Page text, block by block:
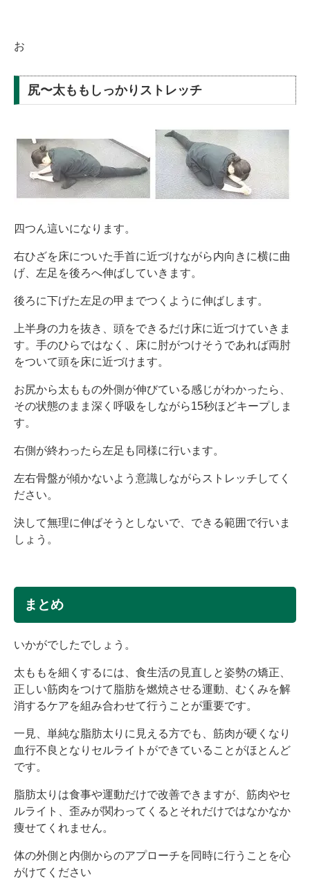
お
尻〜太ももしっかりストレッチ
四つん這いになります。
右ひざを床についた手首に近づけながら内向きに横に曲
げ、左足を後ろへ伸ばしていきます。
後ろに下げた左足の甲までつくように伸ばします。
上半身の力を抜き、頭をできるだけ床に近づけていきま
す。手のひらではなく、床に肘がつけそうであれば両肘
をついて頭を床に近づけます。
お尻から太ももの外側が伸びている感じがわかったら、
その状態のまま深く呼吸をしながら15秒ほどキープしま
す。
右側が終わったら左足も同様に行います。
左右骨盤が傾かないよう意識しながらストレッチしてく
ださい。
決して無理に伸ばそうとしないで、できる範囲で行いま
しょう。
まとめ
いかがでしたでしょう。
太ももを細くするには、食生活の見直しと姿勢の矯正、
正しい筋肉をつけて脂肪を燃焼させる運動、むくみを解
消するケアを組み合わせて行うことが重要です。
一見、単純な脂肪太りに見える方でも、筋肉が硬くなり
血行不良となりセルライトができていることがほとんど
です。
脂肪太りは食事や運動だけで改善できますが、筋肉やセ
ルライト、歪みが関わってくるとそれだけではなかなか
痩せてくれません。
体の外側と内側からのアプローチを同時に行うことを心
がけてください